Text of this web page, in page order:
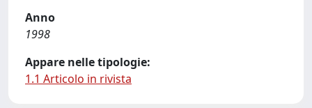
Anno
1998
Appare nelle tipologie:
1.1 Articolo in rivista